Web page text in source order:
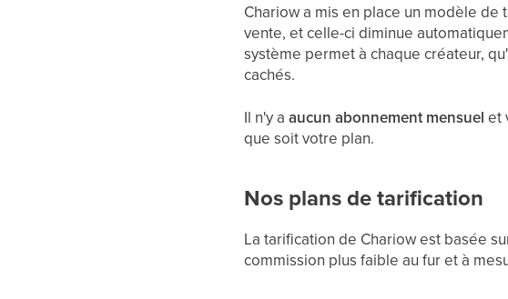
Chariow a mis en place un modèle de
vente, et celle-ci diminue
système permet à chaque créateur,
cachés.
Il n'y aaucun abonnement mensuel et
que soit votre plan.
Nos plans de tarification
La tarification de Chariow est basée
commission plus faible au fur et à